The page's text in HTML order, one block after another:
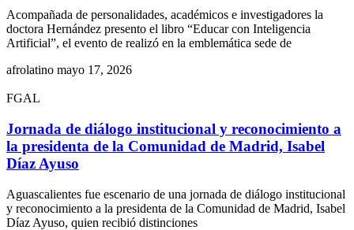
Acompañada de personalidades, académicos e investigadores la
doctora Hernández presento el libro “Educar con Inteligencia
Artificial”, el evento de realizó en la emblemática sede de
afrolatino mayo 17, 2026
FGAL
Jornada de diálogo institucional y reconocimiento a
la presidenta de la Comunidad de Madrid, Isabel
Díaz Ayuso
Aguascalientes fue escenario de una jornada de diálogo institucional
y reconocimiento a la presidenta de la Comunidad de Madrid, Isabel
Díaz Ayuso, quien recibió distinciones